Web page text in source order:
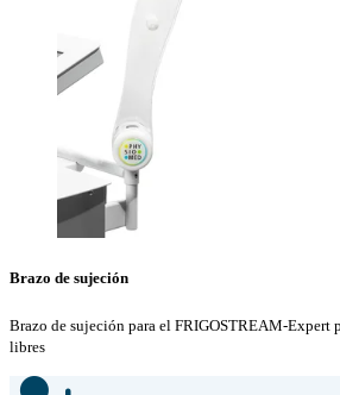
Brazo de sujeción
Brazo de sujeción para el FRIGOSTREAM-Expert
libres